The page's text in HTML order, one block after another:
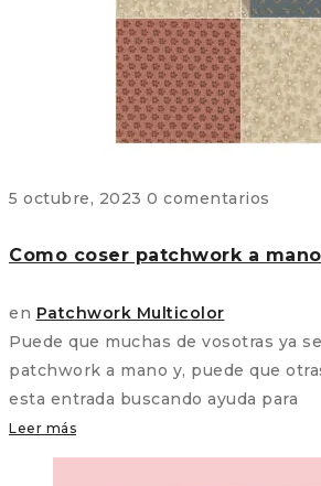
5 octubre, 2023 0 comentarios
Como coser patchwork a mano
en Patchwork Multicolor
Puede que muchas de vosotras ya
patchwork a mano y, puede que
esta entrada buscando ayuda para
Leer más